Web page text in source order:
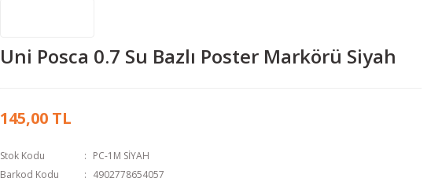
Uni Posca 0.7 Su Bazlı Poster Markörü Siyah
145,00 TL
Stok Kodu
PC-1M SİYAH
Barkod Kodu
4902778654057